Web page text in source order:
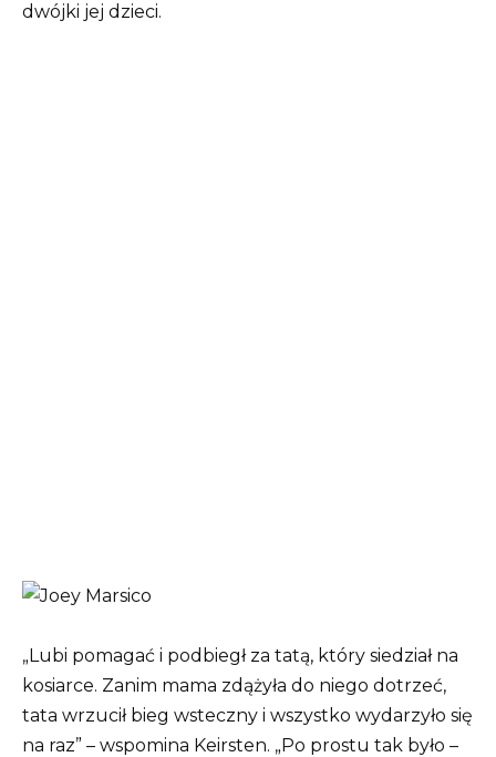
dwójki jej dzieci.
„Lubi pomagać i podbiegł za tatą, który siedział na
kosiarce. Zanim mama zdążyła do niego dotrzeć,
tata wrzucił bieg wsteczny i wszystko wydarzyło się
na raz” – wspomina Keirsten. „Po prostu tak było –